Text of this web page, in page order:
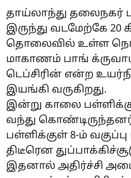
தாய்லாந்து தலைநகர்
இருந்து வடமேற்கே 20
தொலைவில் உள்ள
மாகாணம் பாங்
டெப்சிரின் என்ற
இயங்கி வருகிறது.
இன்று காலை
வந்து
பள்ளிக்குள் 8-ம்
திடீரென
இதனால் அதிர்ச்சி